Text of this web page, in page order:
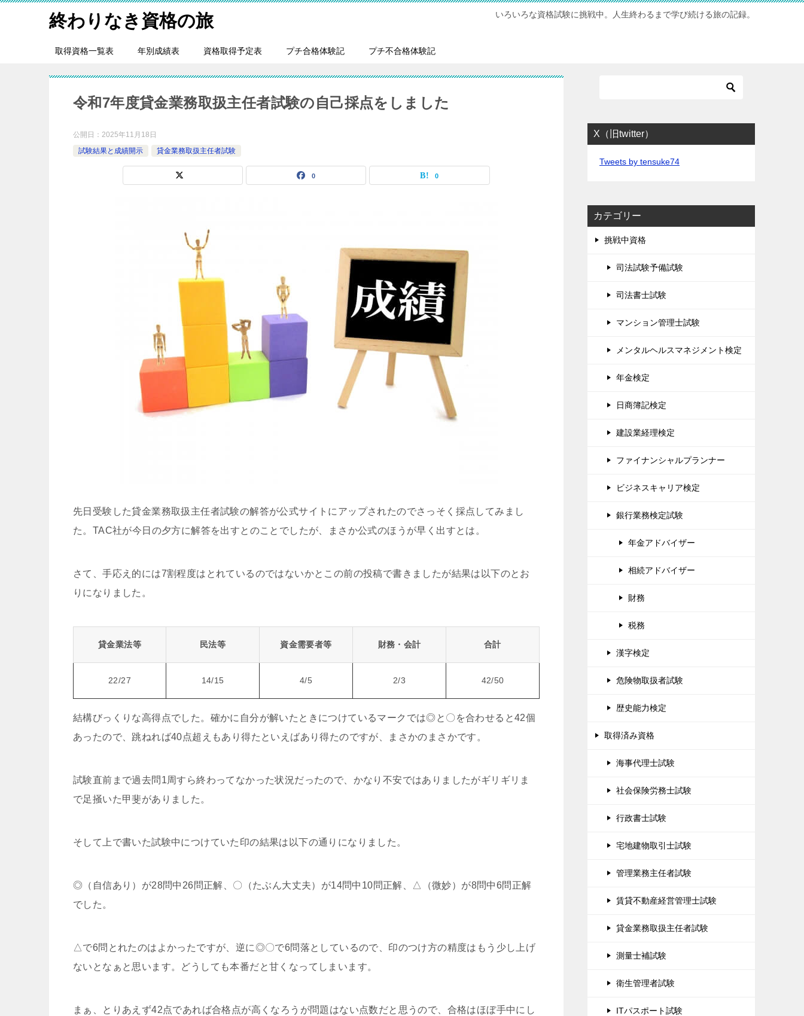
終わりなき資格の旅 いろいろな資格試験に挑戦中。人生終わるまで学び続ける旅の記録。
取得資格一覧表 年別成績表 資格取得予定表 プチ合格体験記 プチ不合格体験記
令和7年度貸金業務取扱主任者試験の自己採点をしました
公開日： 2025年11月18日
試験結果と成績開示
貸金業務取扱主任者試験
0 0
先日受験した貸金業務取扱主任者試験の解答が公式サイトにアップされたのでさっそく採点してみまし
た。TAC社が今日の夕方に解答を出すとのことでしたが、まさか公式のほうが早く出すとは。
さて、手応え的には7割程度はとれているのではないかとこの前の投稿で書きましたが結果は以下のとお
りになりました。
貸金業法等 民法等 資金需要者等 財務・会計 合計
22/27 14/15 4/5 2/3 42/50
結構びっくりな高得点でした。確かに自分が解いたときにつけているマークでは◎と〇を合わせると42個
あったので、跳ねれば40点超えもあり得たといえばあり得たのですが、まさかのまさかです。
試験直前まで過去問1周すら終わってなかった状況だったので、かなり不安ではありましたがギリギリま
で足掻いた甲斐がありました。
そして上で書いた試験中につけていた印の結果は以下の通りになりました。
◎（自信あり）が28問中26問正解、〇（たぶん大丈夫）が14問中10問正解、△（微妙）が8問中6問正解
でした。
△で6問とれたのはよかったですが、逆に◎〇で6問落としているので、印のつけ方の精度はもう少し上げ
ないとなぁと思います。どうしても本番だと甘くなってしまいます。
まぁ、とりあえず42点であれば合格点が高くなろうが問題はない点数だと思うので、合格はほぼ手中にし
X（旧twitter）
Tweets by tensuke74
カテゴリー
挑戦中資格
司法試験予備試験
司法書士試験
マンション管理士試験
メンタルヘルスマネジメント検定
年金検定
日商簿記検定
建設業経理検定
ファイナンシャルプランナー
ビジネスキャリア検定
銀行業務検定試験
年金アドバイザー
相続アドバイザー
財務
税務
漢字検定
危険物取扱者試験
歴史能力検定
取得済み資格
海事代理士試験
社会保険労務士試験
行政書士試験
宅地建物取引士試験
管理業務主任者試験
賃貸不動産経営管理士試験
貸金業務取扱主任者試験
測量士補試験
衛生管理者試験
ITパスポート試験